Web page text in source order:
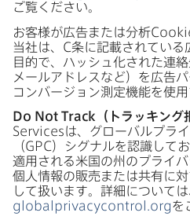
ご覧ください。
お客様が​広告または​分析
当社は、 C条に​記載されている​
目的で、​ハッシュ化された​連
メールアドレスなど）を​広告
コンバージョン測定機能を​使
Do Not Track （トラッキング
Servicesは、​グローバルプラ
（GPC）​シグナルを​認識して
適用される​米国の​州の​プライバ
個人情報の​販売または​共有に​
して​扱います。​詳細に​ついては
globalprivacycontrol .orgを​